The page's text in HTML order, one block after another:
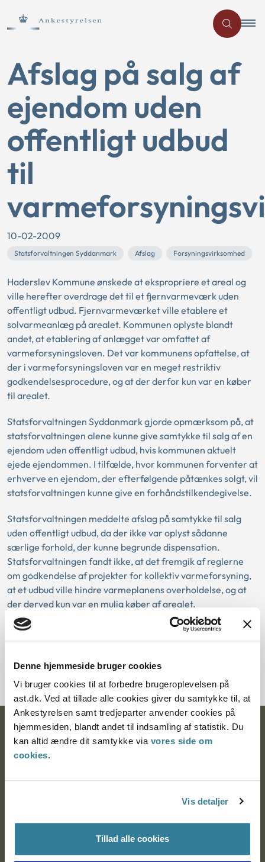
Denne hjemmeside bruger cookies
Vi bruger cookies til at forbedre brugeroplevelsen på
ast.dk. Ved at tillade alle cookies giver du samtykke til, at
Ankestyrelsen samt tredjeparter anvender cookies på
hjemmesiden, blandt andet til indsamling af statistik. Du
kan altid ændre dit samtykke via vores side om
cookies.
Vis detaljer
Tillad alle cookies
Afslag på salg af
ejendom uden
offentligt udbud
til
10-02-2009
Statsforvaltningen Syddanmark Afslag Forsyningsvirksomhed
Haderslev Kommune ønskede at ekspropriere et areal og
ville herefter overdrage det til et fjernvarmeværk uden
offentligt udbud. Fjernvarmeværket ville etablere et
solvarmeanlæg på arealet. Kommunen oplyste blandt
andet, at etablering af anlægget var omfattet af
varmeforsyningsloven. Det var kommunens opfattelse, at
der i varmeforsyningsloven var en meget restriktiv
godkendelsesprocedure, og at der derfor kun var en køber
til arealet.
Statsforvaltningen Syddanmark gjorde opmærksom på, at
statsforvaltningen alene kunne give samtykke til salg af en
ejendom uden offentligt udbud, hvis kommunen aktuelt
ejede ejendommen. I tilfælde, hvor kommunen forventer at
erhverve en ejendom, der efterfølgende påtænkes solgt, vil
statsforvaltningen kunne give en forhåndstilkendegivelse.
Statsforvaltningen meddelte afslag på samtykke til salg
uden offentligt udbud, da der ikke var oplyst sådanne
særlige forhold, der kunne begrunde dispensation.
Statsforvaltningen fandt ikke, at det fremgik af reglerne
om godkendelse af projekter for kollektiv varmeforsyning,
at et udbud ville hindre varmeplanens overholdelse, og at
der derved kun var en mulig køber af arealet.
Ankestyrelsen
Postadresse:
Nytorv 7, 2. sal
Ankestyrelsen Aalborg